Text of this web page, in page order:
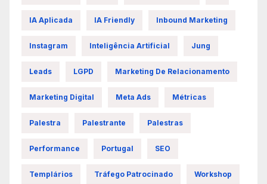
IA Aplicada IA Friendly Inbound Marketing
Instagram Inteligência Artificial Jung
Leads LGPD Marketing De Relacionamento
Marketing Digital Meta Ads Métricas
Palestra Palestrante Palestras
Performance Portugal SEO
Templários Tráfego Patrocinado Workshop